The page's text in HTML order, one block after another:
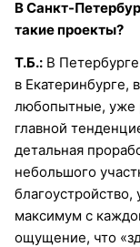
В Санкт-
такие проекты?
Т.Б.: В
в Екатеринбурге,
любопытные, уже
главной
детальная
небольшого
максимум с
ощущение, что